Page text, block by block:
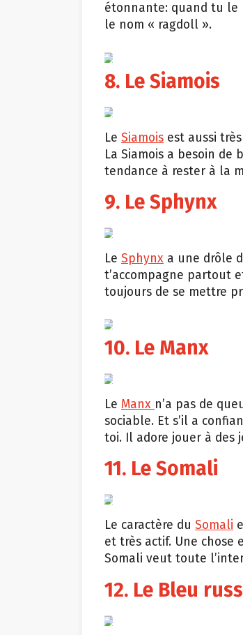
étonnante: quand tu le
le nom « ragdoll ».
giphy.com
8. Le Siamois
Shutterstock
Le Siamois est aussi
La Siamois a besoin de
tendance à rester à la
9. Le Sphynx
Shutterstock
Le Sphynx a une drôle
t’accompagne partout
toujours de se mettre
giphy.com
10. Le Manx
thinkstock
Le Manx n’a pas de
sociable. Et s’il a
toi. Il adore jouer à des
11. Le Somali
Shutterstock
Le caractère du Somali
et très actif. Une chose
Somali veut toute
12. Le Bleu
Shutterstock